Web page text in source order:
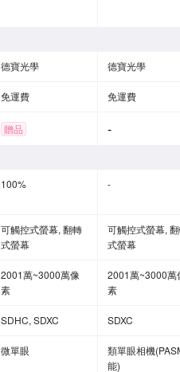
德寶光學 德寶光學
免運費 免運費
贈品 -
100% -
可觸控式螢幕, 翻轉
式螢幕
可觸控式螢幕,
式螢幕
2001萬~3000萬像
素
2001萬~3000萬
素
SDHC, SDXC SDXC
微單眼
類單眼相機
能)